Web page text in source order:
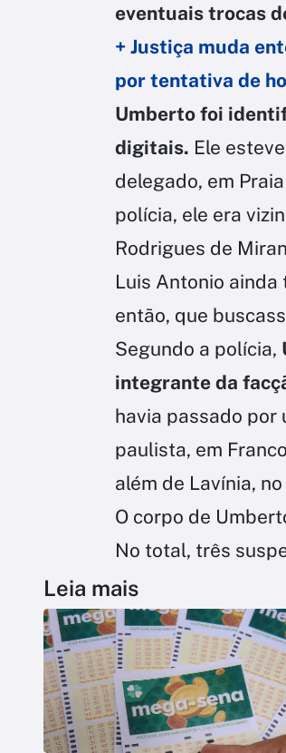
eventuais trocas
+ Justiça muda
por tentativa de
Umberto foi
digitais. Ele
delegado, em
polícia, ele era
Rodrigues de
Luis Antonio ainda
então, que
Segundo a polícia,
integrante da
havia passado por
paulista, em
além de Lavínia,
O corpo de
No total, três
Leia mais